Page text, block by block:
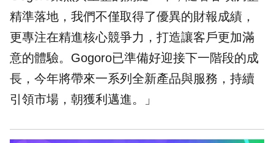
精準落地，我們不僅取得了優異的財報成績，
更專注在精進核心競爭力，打造讓客戶更加滿
意的體驗。Gogoro已準備好迎接下一階段的成
長，今年將帶來一系列全新產品與服務，持續
引領市場，朝獲利邁進。」